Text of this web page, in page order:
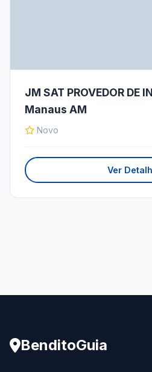
JM SAT PROVEDOR DE
Manaus AM
Novo
Ver
BenditoGuia